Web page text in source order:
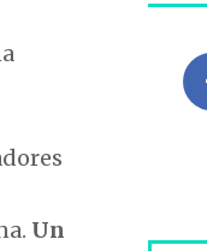
Un